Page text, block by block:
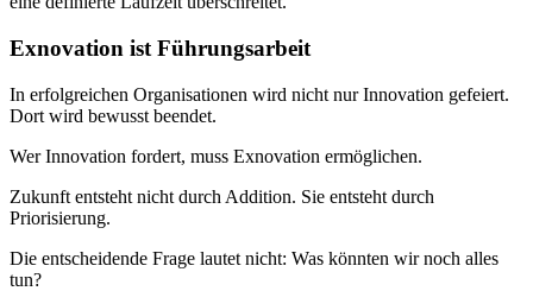
Exnovation ist Führungsarbeit
In erfolgreichen Organisationen wird nicht nur Innovation gefeiert.
Dort wird bewusst beendet.
Wer Innovation fordert, muss Exnovation ermöglichen.
Zukunft entsteht nicht durch Addition. Sie entsteht durch
Priorisierung.
Die entscheidende Frage lautet nicht: Was könnten wir noch alles
tun?